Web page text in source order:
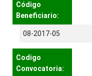
Código
Beneficiario:
08-2017-05
Codigo
Convocatoria: